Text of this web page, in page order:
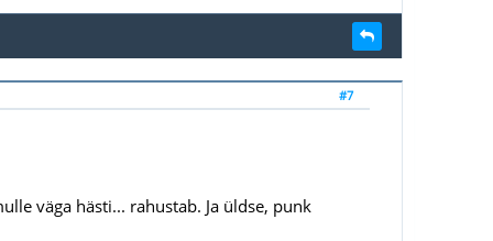
#7
väga hästi... rahustab. Ja üldse, punk